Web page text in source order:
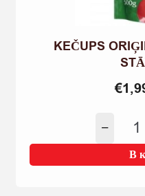
KEČUPS
€
−
В